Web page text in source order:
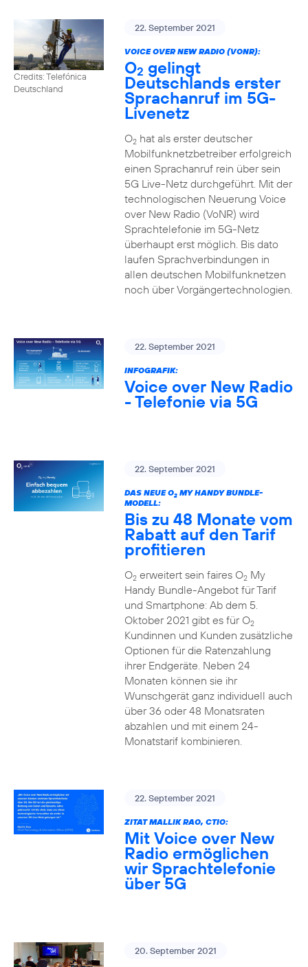
Credits: Telefónica
Deutschland
22. September 2021
VOICE OVER NEW RADIO (VONR):
O2 gelingt
Deutschlands erster
Sprachanruf im 5G-
Livenetz
O2hat als erster deutscher
Mobilfunknetzbetreiber erfolgreich
einen Sprachanruf rein über sein
5G Live-Netz durchgeführt. Mit der
technologischen Neuerung Voice
over New Radio (VoNR) wird
Sprachtelefonie im 5G-Netz
überhaupt erst möglich. Bis dato
laufen Sprachverbindungen in
allen deutschen Mobilfunknetzen
noch über Vorgängertechnologien.
22. September 2021
INFOGRAFIK:
Voice over New Radio
- Telefonie via 5G
22. September 2021
DAS NEUE O2MY HANDY BUNDLE-
MODELL:
Bis zu 48 Monate vom
Rabatt auf den Tarif
profitieren
O2erweitert sein faires O2My
Handy Bundle-Angebot für Tarif
und Smartphone: Ab dem 5.
Oktober 2021 gibt es für O2
Kundinnen und Kunden zusätzliche
Optionen für die Ratenzahlung
ihrer Endgeräte. Neben 24
Monaten können sie ihr
Wunschgerät ganz individuell auch
über 36 oder 48 Monatsraten
abzahlen und mit einem 24-
Monatstarif kombinieren.
22. September 2021
ZITAT MALLIK RAO, CTIO:
Mit Voice over New
Radio ermöglichen
wir Sprachtelefonie
über 5G
20. September 2021